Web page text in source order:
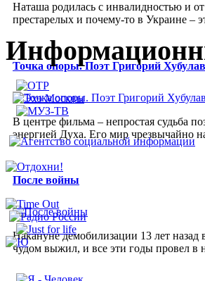
Наташа родилась с инвалидностью и
престарелых и почему-то в Украине –
Точка опоры. Поэт Григорий
В центре фильма – непростая судьба
энергией Духа. Его мир чрезвычайно
После войны
Накануне демобилизации 13 лет
чудом выжил, и все эти годы провел в